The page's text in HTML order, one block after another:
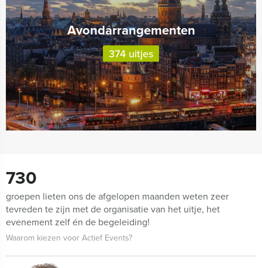
Avondarrangementen
374 uitjes
730
groepen lieten ons de afgelopen maanden weten zeer
tevreden te zijn met de organisatie van het uitje, het
evenement zelf én de begeleiding!
Waarom kiezen voor Actief Events?